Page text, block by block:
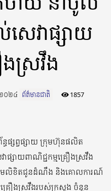
េវាផ្សាយ
ស្រវឹង
២០២៤ ព័ត៌មានជាតិ 1857
ធផ្សព្វផ្សាយ ក្រុមហ៊ុនផលិត
សាយពាណិជ្ជកម្មគ្រឿងស្រវឹង
តាមលិខិតជូនដំណឹង និងគោលការណ៍
មគ្រឿងស្រវឹងរបស់ក្រសួង ចំនួន